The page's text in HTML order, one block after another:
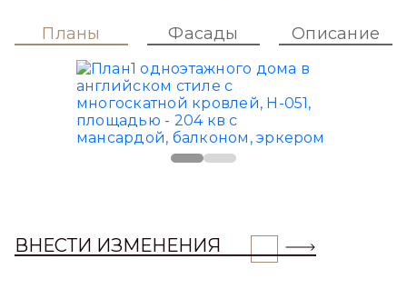
Планы Фасады Описание
ВНЕСТИ ИЗМЕНЕНИЯ